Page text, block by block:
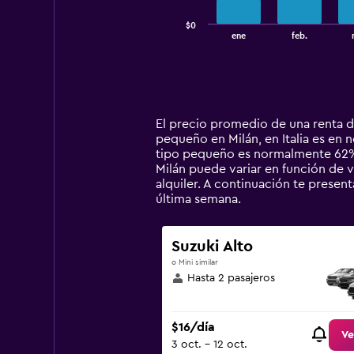
14
categories.
The
chart
has
1
axis
displaying
values.
Range:
0
ene feb.
$0
El precio promedio de una renta
pequeño en Milán, en Italia es en
tipo pequeño es normalmente
Milán puede variar en función de
alquiler. A continuación te
última semana.
Suzuki Alto
o Mini similar
Hasta 2 pasajeros
$16/día
3 oct. - 12 oct.